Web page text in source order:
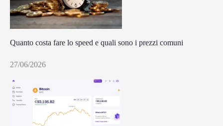
Quanto costa fare lo speed e quali sono i prezzi comuni
27/06/2026